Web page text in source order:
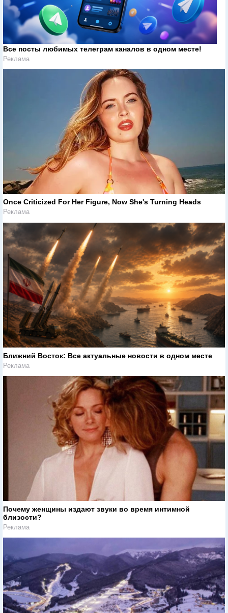
Все посты любимых телеграм каналов в одном месте!
Реклама
Once Criticized For Her Figure, Now She's Turning Heads
Реклама
Ближний Восток: Все актуальные новости в одном месте
Реклама
Почему женщины издают звуки во время интимной
близости?
Реклама